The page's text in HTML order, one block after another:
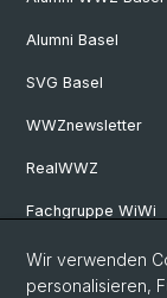
Alumni Basel
SVG Basel
WWZnewsletter
RealWWZ
Fachgruppe WiWi
Social Media
Wir verwenden
personalisieren,